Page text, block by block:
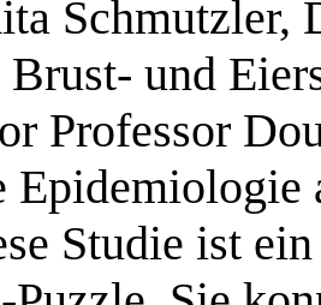
Schmutzler,
und
Professor
Studie ist